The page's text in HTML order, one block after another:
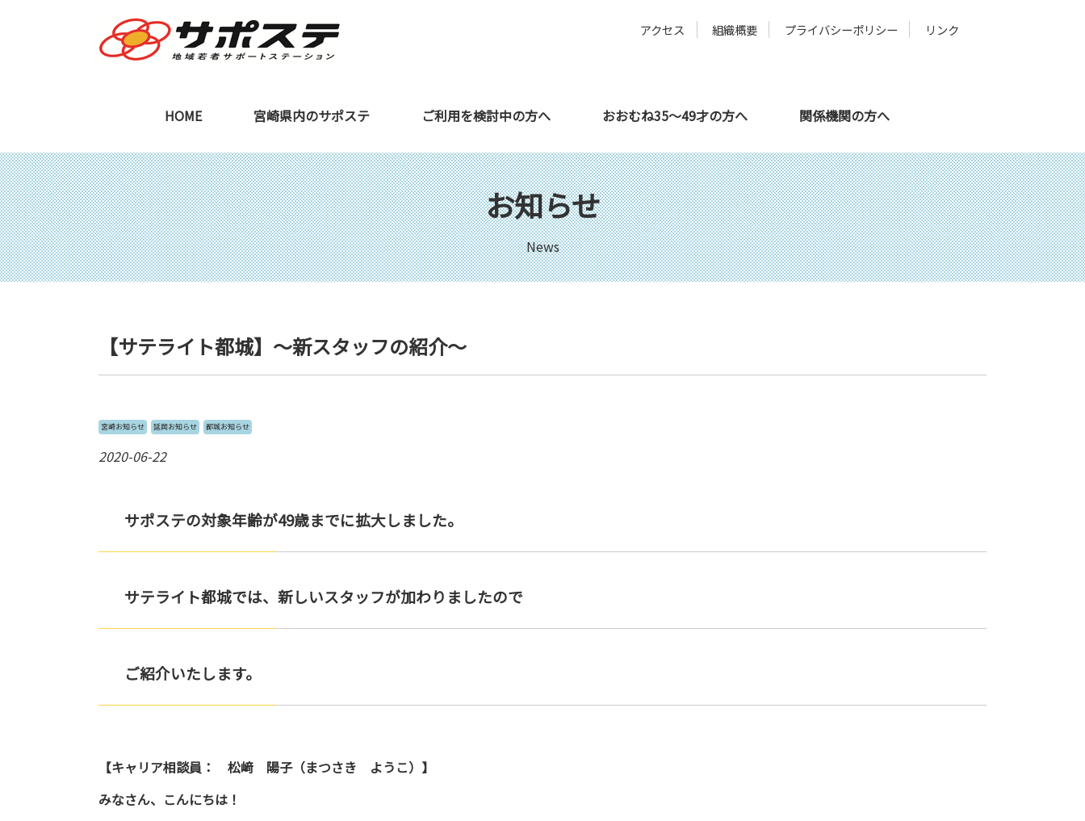
アクセス 組織概要 プライバシーポリシー リンク
HOME 宮崎県内のサポステ
宮崎本部 サテライト都城 サテライト延岡 スタッフ紹介
ご利用を検討中の方へ
ご利用を検討中の方へ 利用者さんの声 メタバース
おおむね35～49才の方へ 関係機関の方へ
教育機関の方へ 企業の方へ
お知らせ
News
【サテライト都城】～新スタッフの紹介～
宮崎お知らせ 延岡お知らせ 都城お知らせ
2020-06-22
サポステの対象年齢が49歳までに拡大しました。
サテライト都城では、新しいスタッフが加わりましたので
ご紹介いたします。
【キャリア相談員： 松﨑 陽子（まつさき ようこ）】
みなさん、こんにちは！